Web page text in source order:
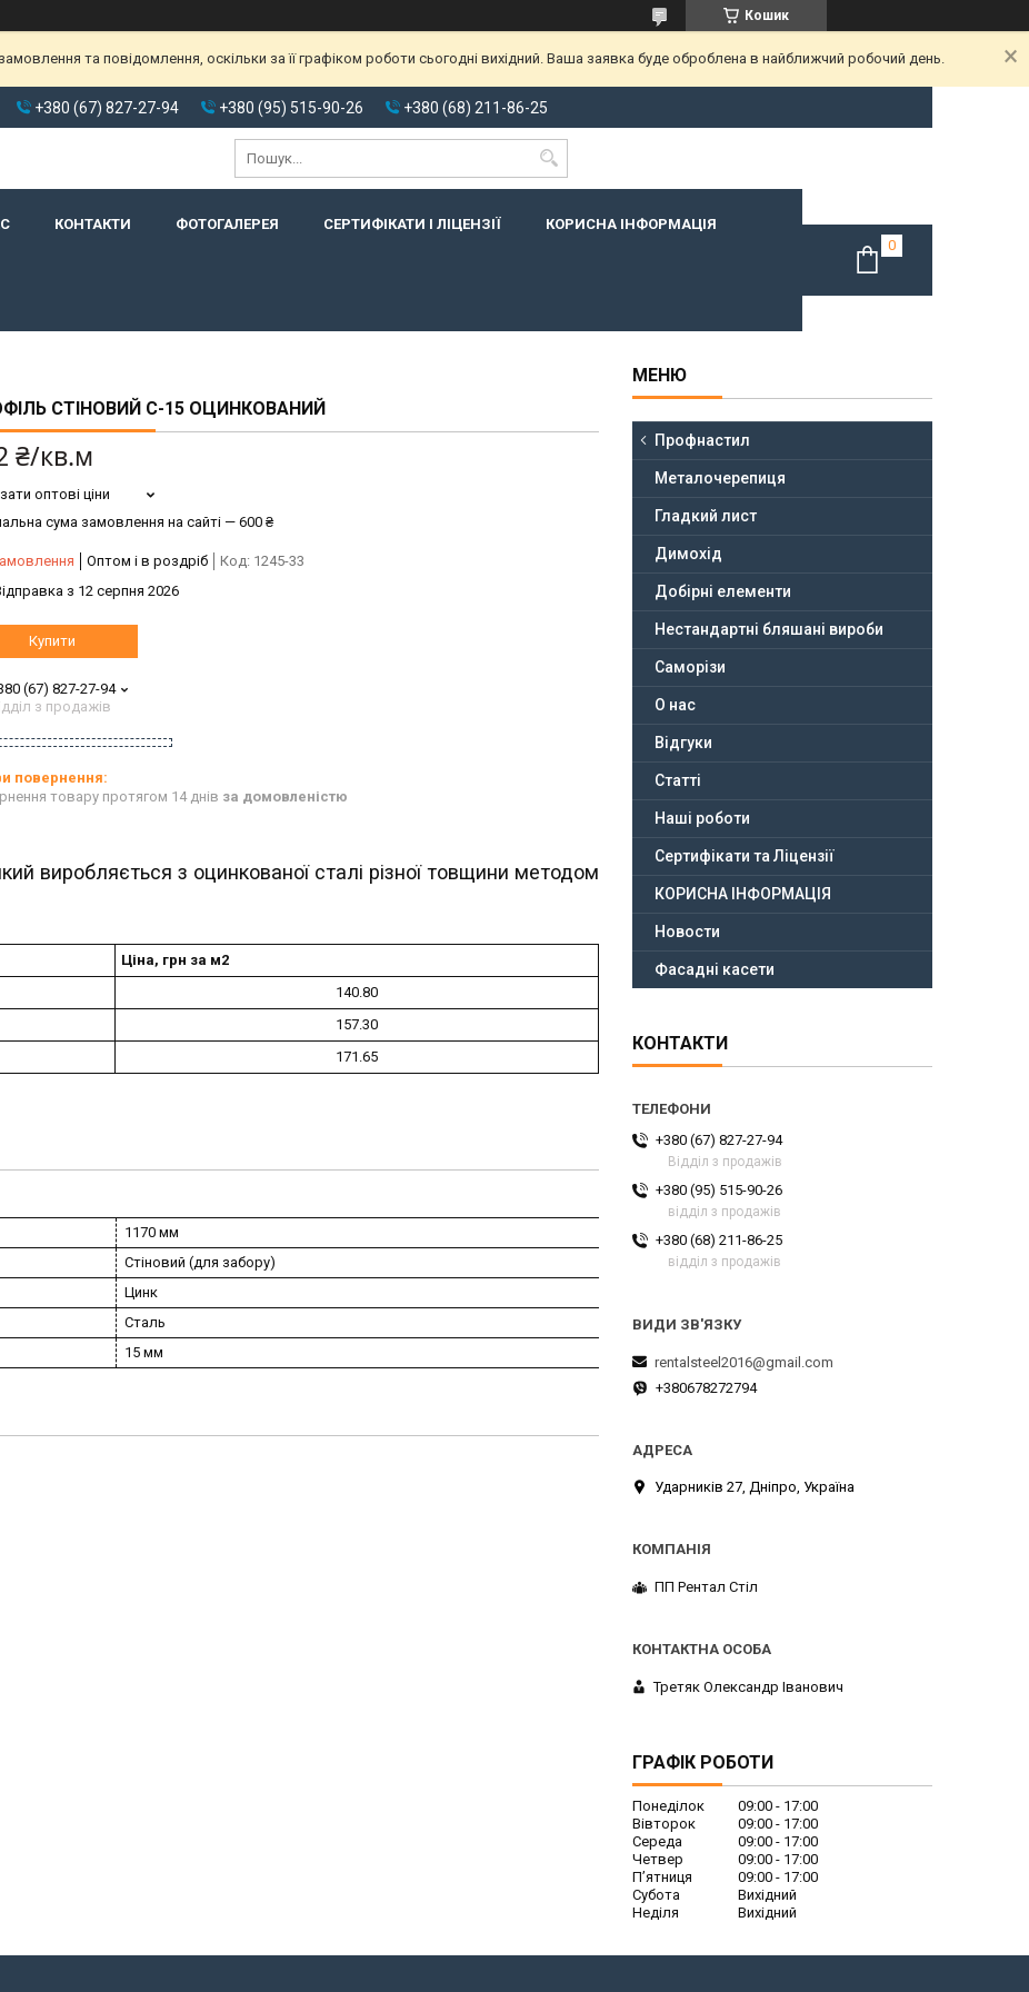
Кошик
та повідомлення, оскільки за її графіком роботи сьогодні вихідний. Ваша заявка буде оброблена в найближчий робочий день.
+380 (67) 827-27-94 +380 (95) 515-90-26 +380 (68) 211-86-25
КОНТАКТИ ФОТОГАЛЕРЕЯ СЕРТИФІКАТИ І ЛІЦЕНЗІЇ КОРИСНА ІНФОРМАЦІЯ
СТІНОВИЙ С-15 ОЦИНКОВАНИЙ
₴/кв.м
оптові ціни
сума замовлення на сайті — 600 ₴
Оптом і в роздріб Код: 1245-33
з 12 серпня 2026
Купити
(67) 827-27-94
з продажів
товару протягом 14 днів за домовленістю
виробляється з оцинкованої сталі різної товщини методом
Ціна, грн за м2
140.80
157.30
171.65
1170 мм
Стіновий (для забору)
Цинк
Сталь
15 мм
Профнастил
Металочерепиця
Гладкий лист
Димохід
Добірні елементи
Нестандартні бляшані вироби
Саморізи
О нас
Відгуки
Статті
Наші роботи
Сертифікати та Ліцензії
КОРИСНА ІНФОРМАЦІЯ
Новости
Фасадні касети
КОНТАКТИ
+380 (67) 827-27-94
Відділ з продажів
+380 (95) 515-90-26
відділ з продажів
+380 (68) 211-86-25
відділ з продажів
rentalsteel2016@gmail.com
+380678272794
Ударників 27, Дніпро, Україна
ПП Рентал Стіл
Третяк Олександр Іванович
ГРАФІК РОБОТИ
Понеділок 09:00
17:00
Вівторок
09:00
17:00
Середа
09:00
17:00
Четвер
09:00
17:00
Пʼятниця
09:00
17:00
Субота
Вихідний
Неділя
Вихідний